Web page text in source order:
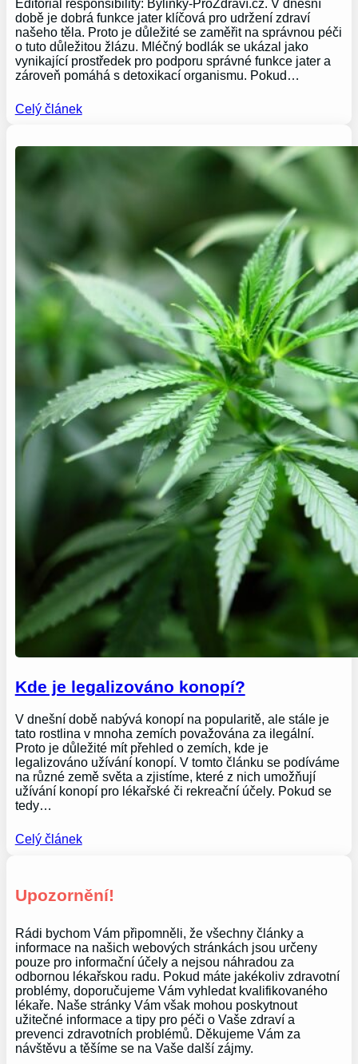
Editorial responsibility: Bylinky-ProZdraví.cz. V dnešní
době je dobrá funkce jater klíčová pro udržení zdraví
našeho těla. Proto je důležité se zaměřit na správnou péči
o tuto důležitou žlázu. Mléčný bodlák se ukázal jako
vynikající prostředek pro podporu správné funkce jater a
zároveň pomáhá s detoxikací organismu. Pokud…
Celý článek
Kde je legalizováno konopí?
V dnešní době nabývá konopí na popularitě, ale stále je
tato rostlina v mnoha zemích považována za ilegální.
Proto je důležité mít přehled o zemích, kde je
legalizováno užívání konopí. V tomto článku se podíváme
na různé země světa a zjistíme, které z nich umožňují
užívání konopí pro lékařské či rekreační účely. Pokud se
tedy…
Celý článek
Upozornění!
Rádi bychom Vám připomněli, že všechny články a
informace na našich webových stránkách jsou určeny
pouze pro informační účely a nejsou náhradou za
odbornou lékařskou radu. Pokud máte jakékoliv zdravotní
problémy, doporučujeme Vám vyhledat kvalifikovaného
lékaře. Naše stránky Vám však mohou poskytnout
užitečné informace a tipy pro péči o Vaše zdraví a
prevenci zdravotních problémů. Děkujeme Vám za
návštěvu a těšíme se na Vaše další zájmy.